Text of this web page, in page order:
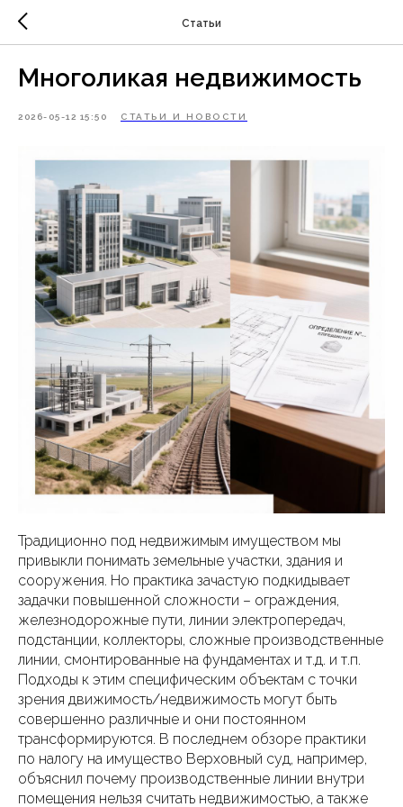
Статьи
Многоликая недвижимость
2026-05-12 15:50 СТАТЬИ И НОВОСТИ
Традиционно под недвижимым имуществом мы
привыкли понимать земельные участки, здания и
сооружения. Но практика зачастую подкидывает
задачки повышенной сложности – ограждения,
железнодорожные пути, линии электропередач,
подстанции, коллекторы, сложные производственные
линии, смонтированные на фундаментах и т.д. и т.п.
Подходы к этим специфическим объектам с точки
зрения движимость/недвижимость могут быть
совершенно различные и они постоянном
трансформируются. В последнем обзоре практики
по налогу на имущество Верховный суд, например,
объяснил почему производственные линии внутри
помещения нельзя считать недвижимостью, а также